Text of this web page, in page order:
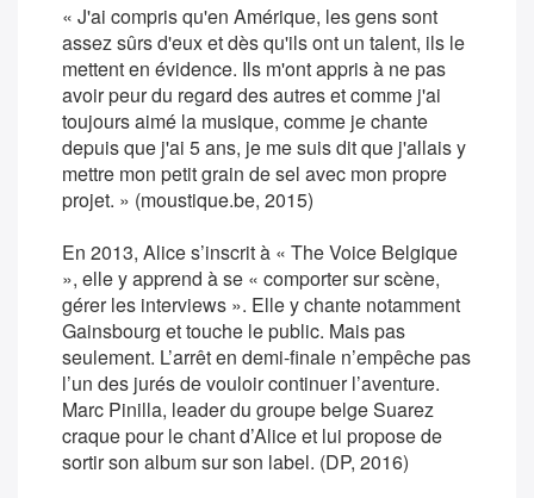
« J'ai compris qu'en Amérique, les gens sont
assez sûrs d'eux et dès qu'ils ont un talent, ils le
mettent en évidence. Ils m'ont appris à ne pas
avoir peur du regard des autres et comme j'ai
toujours aimé la musique, comme je chante
depuis que j'ai 5 ans, je me suis dit que j'allais y
mettre mon petit grain de sel avec mon propre
projet. » (moustique.be, 2015)
En 2013, Alice s’inscrit à « The Voice Belgique
», elle y apprend à se « comporter sur scène,
gérer les interviews ». Elle y chante notamment
Gainsbourg et touche le public. Mais pas
seulement. L’arrêt en demi-finale n’empêche pas
l’un des jurés de vouloir continuer l’aventure.
Marc Pinilla, leader du groupe belge Suarez
craque pour le chant d’Alice et lui propose de
sortir son album sur son label. (DP, 2016)